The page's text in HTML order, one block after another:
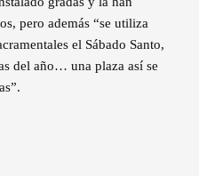
pero además “se utiliza
el Sábado Santo,
del año… una plaza así se